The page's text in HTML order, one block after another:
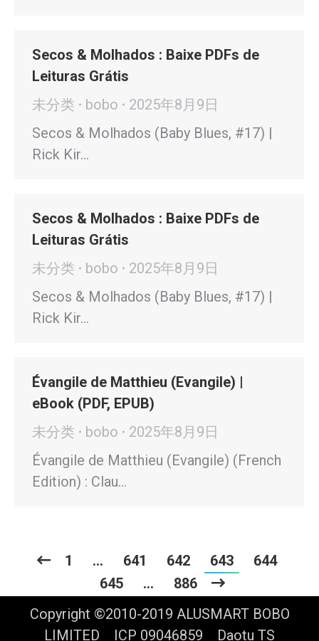
Secos & Molhados : Baixe PDFs de
Leituras Grátis
未分类
bobo
2025年8月9日
Secos & Molhados (Baby Blues, #17) |
Rick Kir…
Secos & Molhados : Baixe PDFs de
Leituras Grátis
未分类
bobo
2025年8月9日
Secos & Molhados (Baby Blues, #17) |
Rick Kir…
Évangile de Matthieu (Evangile) |
eBook (PDF, EPUB)
未分类
bobo
2025年8月9日
Évangile de Matthieu (Evangile) (French
Edition) : Clau…
1 … 641 642 643
644
645
…
886
Copyright ©2010-2019 ALUSMART BOBO
LIMITED ICP 09046859 Daotu TS